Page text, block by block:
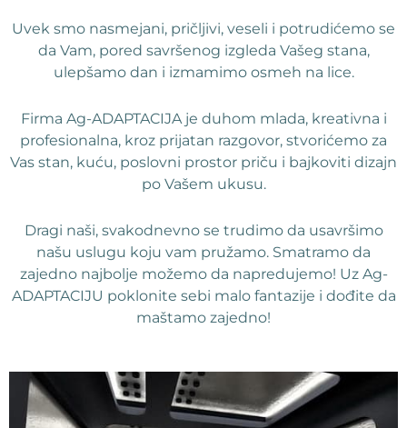
Uvek smo nasmejani, pričljivi, veseli i potrudićemo se
da Vam, pored savršenog izgleda Vašeg stana,
ulepšamo dan i izmamimo osmeh na lice.
Firma Ag-ADAPTACIJA je duhom mlada, kreativna i
profesionalna, kroz prijatan razgovor, stvorićemo za
Vas stan, kuću, poslovni prostor priču i bajkoviti dizajn
po Vašem ukusu.
Dragi naši, svakodnevno se trudimo da usavršimo
našu uslugu koju vam pružamo. Smatramo da
zajedno najbolje možemo da napredujemo! Uz Ag-
ADAPTACIJU poklonite sebi malo fantazije i dođite da
maštamo zajedno!